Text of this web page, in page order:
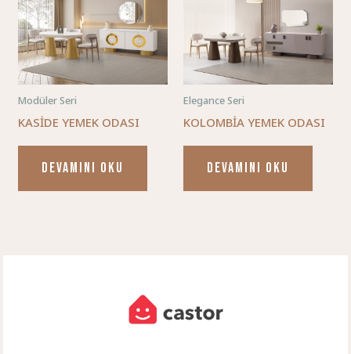
Modüler Seri
KASİDE YEMEK ODASI
DEVAMINI OKU
Elegance Seri
KOLOMBİA YEMEK ODASI
DEVAMINI OKU